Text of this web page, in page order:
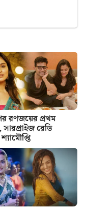
রণজয়ের প্রথম
রেডি